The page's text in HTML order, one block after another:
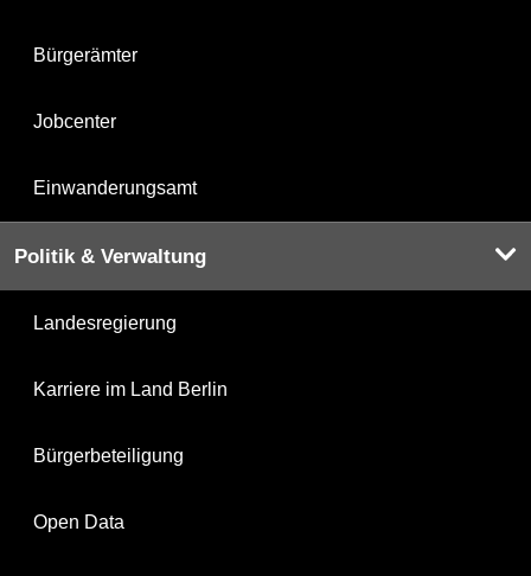
Bürgerämter
Jobcenter
Einwanderungsamt
Politik & Verwaltung
Landesregierung
Karriere im Land Berlin
Bürgerbeteiligung
Open Data